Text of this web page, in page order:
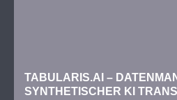
TABULARIS.AI –
SYNTHETISCHER KI